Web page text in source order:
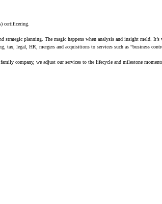
certificering.
planning. The magic happens when analysis and insight meld.
legal, HR, mergers and acquisitions to services such as “business
company, we adjust our services to the lifecycle and milestone